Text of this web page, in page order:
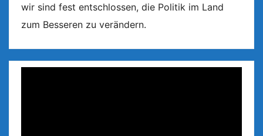
wir sind fest entschlossen, die Politik im Land
zum Besseren zu verändern.